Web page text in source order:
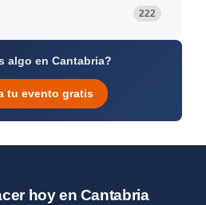
222
algo en Cantabria?
tu evento gratis
hoy en Cantabria